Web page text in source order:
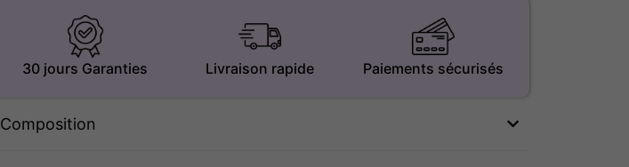
30 jours Garanties Livraison rapide Paiements sécurisés
Composition